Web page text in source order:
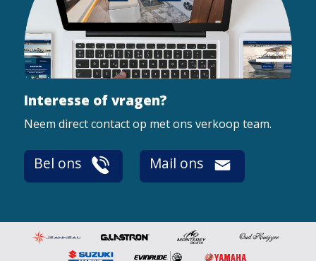
Interesse of vragen?
Neem direct contact op met ons verkoop team.
Bel ons Mail ons